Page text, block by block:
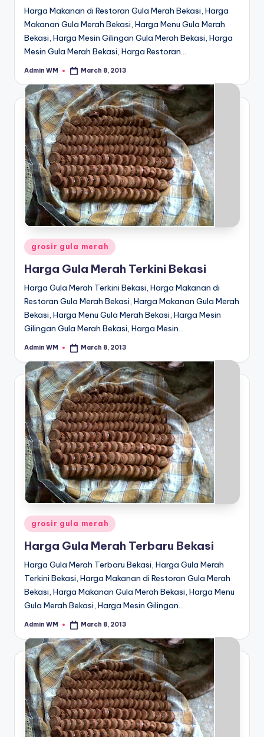
Harga Makanan di Restoran Gula Merah Bekasi, Harga
Makanan Gula Merah Bekasi, Harga Menu Gula Merah
Bekasi, Harga Mesin Gilingan Gula Merah Bekasi, Harga
Mesin Gula Merah Bekasi, Harga Restoran…
Posted
Admin WM March 8, 2013
Posted
in
grosir gula merah
Harga Gula Merah Terkini Bekasi
Harga Gula Merah Terkini Bekasi, Harga Makanan di
Restoran Gula Merah Bekasi, Harga Makanan Gula Merah
Bekasi, Harga Menu Gula Merah Bekasi, Harga Mesin
Gilingan Gula Merah Bekasi, Harga Mesin…
Posted
Admin WM March 8, 2013
Posted
in
grosir gula merah
Harga Gula Merah Terbaru Bekasi
Harga Gula Merah Terbaru Bekasi, Harga Gula Merah
Terkini Bekasi, Harga Makanan di Restoran Gula Merah
Bekasi, Harga Makanan Gula Merah Bekasi, Harga Menu
Gula Merah Bekasi, Harga Mesin Gilingan…
Posted
Admin WM March 8, 2013